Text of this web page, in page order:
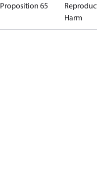
Proposition 65
Harm